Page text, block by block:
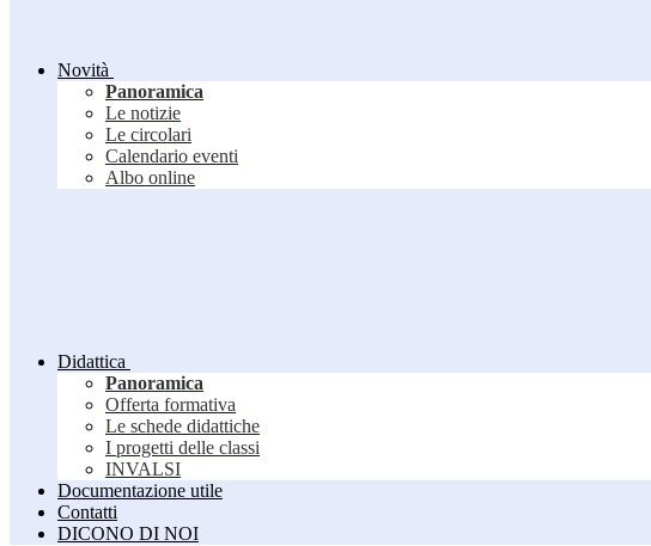
Novità
Panoramica
Le notizie
Le circolari
Calendario eventi
Albo online
Didattica
Panoramica
Offerta formativa
Le schede didattiche
I progetti delle classi
INVALSI
Documentazione utile
Contatti
DICONO DI NOI